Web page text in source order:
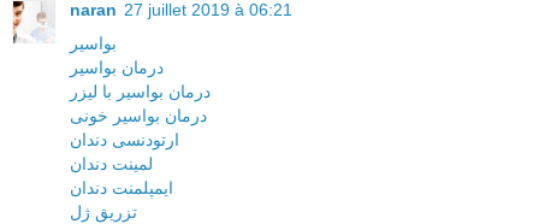
naran 27 juillet 2019 à 06:21
بواسیر
درمان بواسیر
درمان بواسیر با لیزر
درمان بواسیر خونی
ارتودنسی دندان
لمینت دندان
ایمپلمنت دندان
تزریق ژل